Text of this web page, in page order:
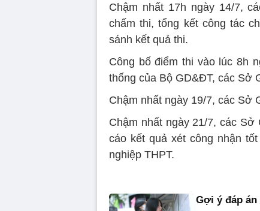
Chậm nhất 17h ngày 14/7,
chấm thi, tổng kết công tác
sánh kết quả thi.
Công bố điểm thi vào lúc 8h
thống của Bộ GD&ĐT, các Sở
Chậm nhất ngày 19/7, các Sở
Chậm nhất ngày 21/7, các
cáo kết quả xét công nhận
nghiệp THPT.
Gợi ý đáp án